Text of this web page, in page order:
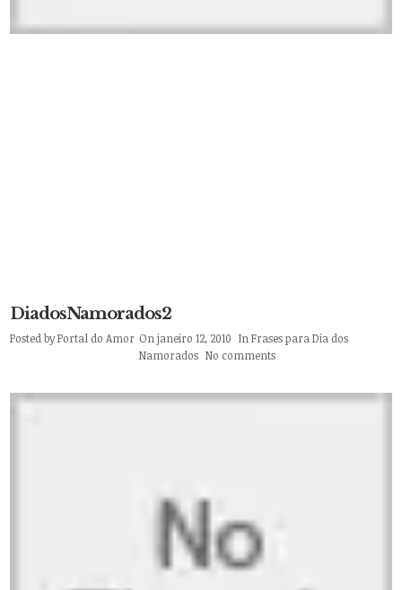
DiadosNamorados2
Posted byPortal do Amor On janeiro 12, 2010 InFrases para Dia dos
Namorados No comments